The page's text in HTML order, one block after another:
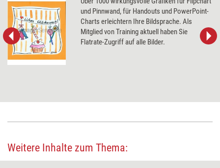
und Pinnwand, für Handouts und PowerPoint-
Charts erleichtern Ihre Bildsprache. Als
Mitglied von Training aktuell haben Sie
Flatrate-Zugriff auf alle Bilder.
Weitere Inhalte zum Thema: